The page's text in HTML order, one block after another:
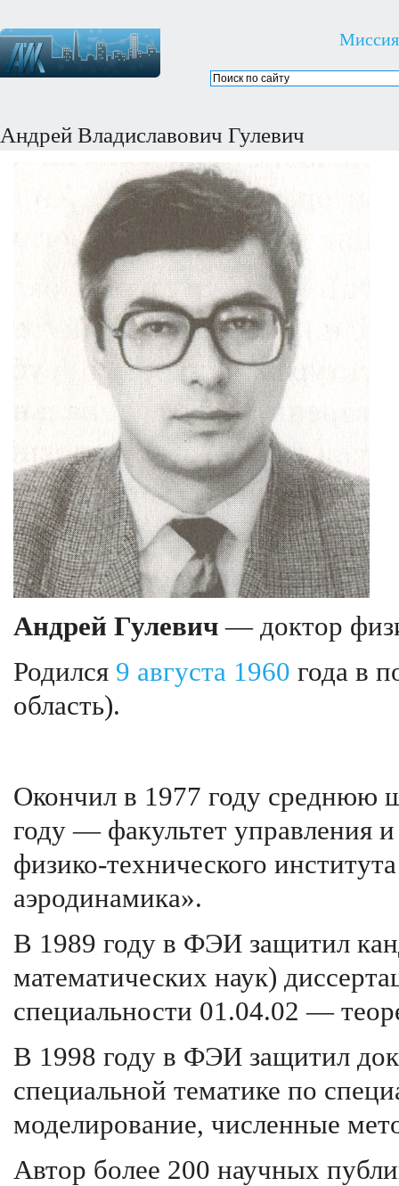
Миссия
Андрей Владиславович Гулевич
Андрей Гулевич — доктор
Родился 9 августа 1960 года в
область).
Окончил в 1977 году среднюю
году — факультет управления
физико-технического
аэродинамика».
В 1989 году в ФЭИ защитил
математических наук)
специальности 01.04.02 —
В 1998 году в ФЭИ защитил
специальной тематике по
моделирование, численные
Автор более 200 научных